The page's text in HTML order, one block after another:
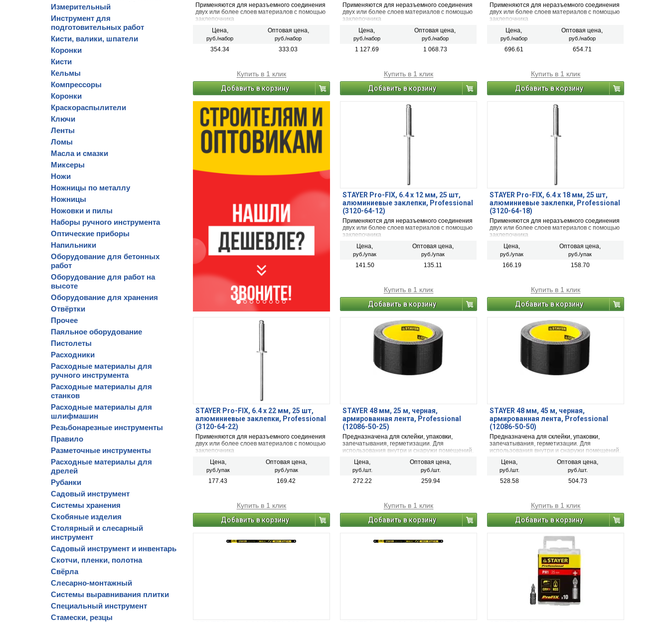
Измерительный
Инструмент для
подготовительных работ
Кисти, валики, шпатели
Коронки
Кисти
Кельмы
Компрессоры
Коронки
Краскораспылители
Ключи
Ленты
Ломы
Масла и смазки
Миксеры
Ножи
Ножницы по металлу
Ножницы
Ножовки и пилы
Наборы ручного инструмента
Оптические приборы
Напильники
Оборудование для бетонных
работ
Оборудование для работ на
высоте
Оборудование для хранения
Отвёртки
Прочее
Паяльное оборудование
Пистолеты
Расходники
Расходные материалы для
ручного инструмента
Расходные материалы для
станков
Расходные материалы для
шлифмашин
Резьбонарезные инструменты
Правило
Разметочные инструменты
Расходные материалы для
дрелей
Рубанки
Садовый инструмент
Системы хранения
Скобяные изделия
Столярный и слесарный
инструмент
Садовый инструмент и инвентарь
Скотчи, пленки, полотна
Свёрла
Слесарно-монтажный
Системы выравнивания плитки
Специальный инструмент
Стамески, резцы
Применяются для неразъемного соединения
двух или более слоев материалов с помощью
заклепочника
Цена,
руб./набор
Оптовая цена,
руб./набор
354.34 333.03
Купить в 1 клик
Добавить в корзину
Применяются для неразъемного соединения
двух или более слоев материалов с помощью
заклепочника
Цена,
руб./набор
Оптовая цена,
руб./набор
1 127.69 1 068.73
Купить в 1 клик
Добавить в корзину
Применяются для неразъемного соединения
двух или более слоев материалов с помощью
заклепочника
Цена,
руб./набор
Оптовая цена,
руб./набор
696.61 654.71
Купить в 1 клик
Добавить в корзину
STAYER Pro-FIX, 6.4 х 12 мм, 25 шт,
алюминиевые заклепки, Professional
(3120-64-12)
Применяются для неразъемного соединения
двух или более слоев материалов с помощью
заклепочника
Цена,
руб./упак
Оптовая цена,
руб./упак
141.50 135.11
Купить в 1 клик
Добавить в корзину
STAYER Pro-FIX, 6.4 х 18 мм, 25 шт,
алюминиевые заклепки, Professional
(3120-64-18)
Применяются для неразъемного соединения
двух или более слоев материалов с помощью
заклепочника
Цена,
руб./упак
Оптовая цена,
руб./упак
166.19 158.70
Купить в 1 клик
Добавить в корзину
STAYER Pro-FIX, 6.4 х 22 мм, 25 шт,
алюминиевые заклепки, Professional
(3120-64-22)
Применяются для неразъемного соединения
двух или более слоев материалов с помощью
заклепочника
Цена,
руб./упак
Оптовая цена,
руб./упак
177.43 169.42
Купить в 1 клик
Добавить в корзину
STAYER 48 мм, 25 м, черная,
армированная лента, Professional
(12086-50-25)
Предназначена для склейки, упаковки,
запечатывания, герметизации. Для
использования внутри и снаружи помещений.
Цена,
руб./шт.
Оптовая цена,
руб./шт.
272.22 259.94
Купить в 1 клик
Добавить в корзину
STAYER 48 мм, 45 м, черная,
армированная лента, Professional
(12086-50-50)
Предназначена для склейки, упаковки,
запечатывания, герметизации. Для
использования внутри и снаружи помещений.
Цена,
руб./шт.
Оптовая цена,
руб./шт.
528.58 504.73
Купить в 1 клик
Добавить в корзину